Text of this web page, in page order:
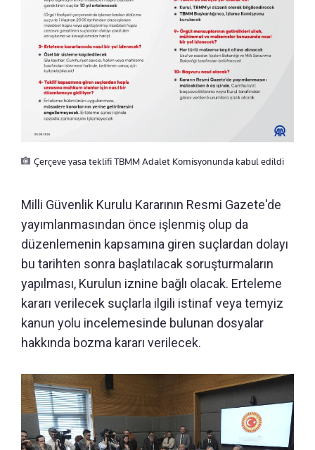
Çerçeve yasa teklifi TBMM Adalet Komisyonunda kabul edildi
Milli Güvenlik Kurulu Kararının Resmi Gazete'de
yayımlanmasından önce işlenmiş olup da
düzenlemenin kapsamına giren suçlardan dolayı
bu tarihten sonra başlatılacak soruşturmaların
yapılması, Kurulun iznine bağlı olacak. Erteleme
kararı verilecek suçlarla ilgili istinaf veya temyiz
kanun yolu incelemesinde bulunan dosyalar
hakkında bozma kararı verilecek.